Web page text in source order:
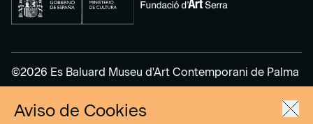
©2026 Es Baluard Museu d'Art Contemporani de Palma
Aviso Legal
Aviso de Cookies